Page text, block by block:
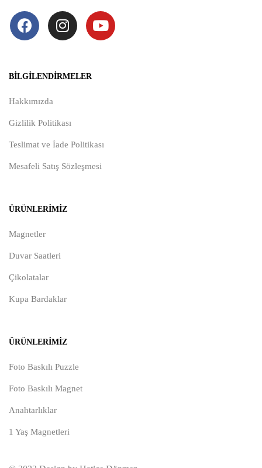
BILGILENDIRMELER
Hakkımızda
Gizlilik Politikası
Teslimat ve İade Politikası
Mesafeli Satış Sözleşmesi
ÜRÜNLERIMIZ
Magnetler
Duvar Saatleri
Çikolatalar
Kupa Bardaklar
ÜRÜNLERIMIZ
Foto Baskılı Puzzle
Foto Baskılı Magnet
Anahtarlıklar
1 Yaş Magnetleri